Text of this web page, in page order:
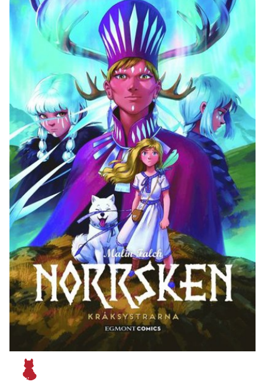
Ubmejesámiengiälla (Umesamiska)
Kaale (Romska)
Arli (Romska)
Resanderomani (Romska)
Kelderash (Romska)
Lovari (Romska)